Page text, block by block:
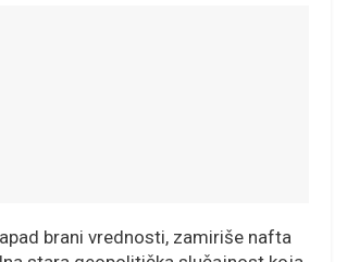
brani vrednosti, zamiriše nafta